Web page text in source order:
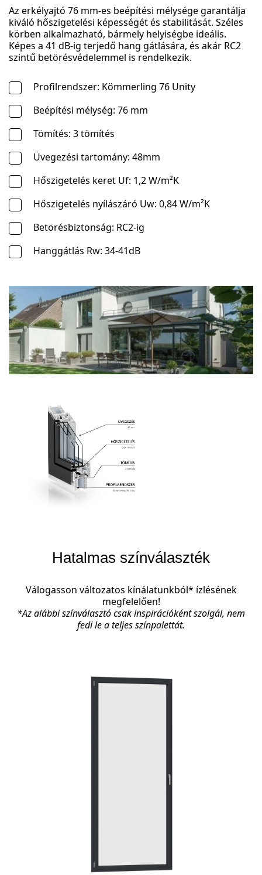
Az erkélyajtó 76 mm-es beépítési mélysége garantálja
kiváló hőszigetelési képességét és stabilitását. Széles
körben alkalmazható, bármely helyiségbe ideális.
Képes a 41 dB-ig terjedő hang gátlására, és akár RC2
szintű betörésvédelemmel is rendelkezik.
Profilrendszer: Kömmerling 76 Unity
Beépítési mélység: 76 mm
Tömítés: 3 tömítés
Üvegezési tartomány: 48mm
Hőszigetelés keret Uf: 1,2 W/m²K
Hőszigetelés nyílászáró Uw: 0,84 W/m²K
Betörésbiztonság: RC2-ig
Hanggátlás Rw: 34-41dB
Hatalmas színválaszték
Válogasson változatos kínálatunkból* ízlésének
megfelelően!
*Az alábbi színválasztó csak inspirációként szolgál, nem
fedi le a teljes színpalettát.